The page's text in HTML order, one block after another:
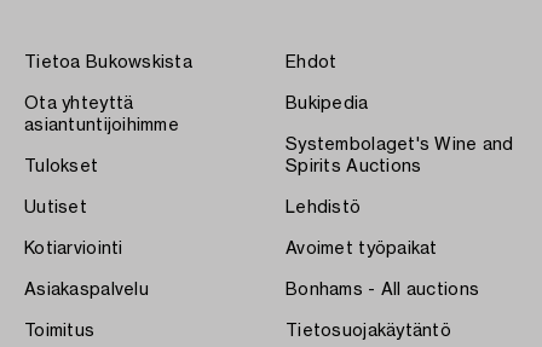
Tietoa Bukowskista
Ota yhteyttä
asiantuntijoihimme
Tulokset
Uutiset
Kotiarviointi
Asiakaspalvelu
Toimitus
Ehdot
Bukipedia
Systembolaget's Wine and
Spirits Auctions
Lehdistö
Avoimet työpaikat
Bonhams - All auctions
Tietosuojakäytäntö